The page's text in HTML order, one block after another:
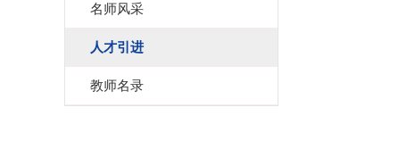
名师风采
人才引进
教师名录